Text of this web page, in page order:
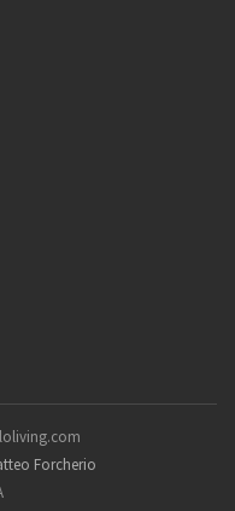
Forcherio